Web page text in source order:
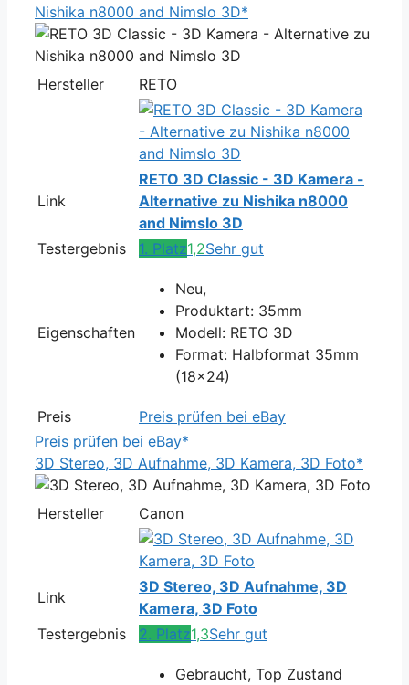
Nishika n8000 and Nimslo 3D*
Hersteller RETO
Link
RETO 3D Classic - 3D Kamera -
Alternative zu Nishika n8000
and Nimslo 3D
Testergebnis
1. Platz1,2Sehr gut
Eigenschaften
Neu,
Produktart: 35mm
Modell: RETO 3D
Format: Halbformat 35mm
(18x24)
Preis
Preis prüfen bei eBay
Preis prüfen bei eBay*
3D Stereo, 3D Aufnahme, 3D Kamera, 3D Foto*
Hersteller Canon
Link
3D Stereo, 3D Aufnahme, 3D
Kamera, 3D Foto
Testergebnis
2. Platz1,3Sehr gut
Gebraucht, Top Zustand